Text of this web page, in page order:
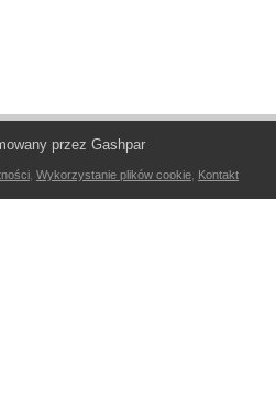
przez Gashpar
, Wykorzystanie plików cookie, Kontakt